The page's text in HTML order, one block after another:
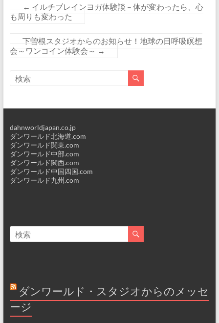
← イルチブレインヨガ体験談 – 体が変わったら、心
も周りも変わった
下曽根スタジオからのお知らせ！地球の日呼吸瞑想
会～ワンコイン体験会～ →
dahnworldjapan.co.jp
ダンワールド北海道.com
ダンワールド関東.com
ダンワールド中部.com
ダンワールド関西.com
ダンワールド中国四国.com
ダンワールド九州.com
ダンワールド・スタジオからのメッセ
ージ